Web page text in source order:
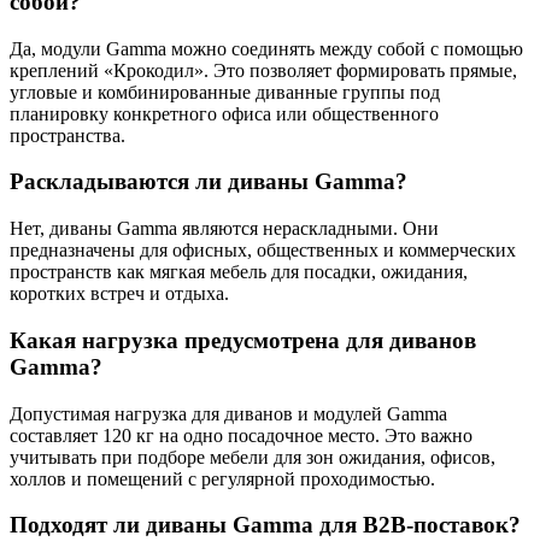
Да, модули Gamma можно соединять между собой с помощью
креплений «Крокодил». Это позволяет формировать прямые,
угловые и комбинированные диванные группы под
планировку конкретного офиса или общественного
пространства.
Раскладываются ли диваны Gamma?
Нет, диваны Gamma являются нераскладными. Они
предназначены для офисных, общественных и коммерческих
пространств как мягкая мебель для посадки, ожидания,
коротких встреч и отдыха.
Какая нагрузка предусмотрена для диванов
Gamma?
Допустимая нагрузка для диванов и модулей Gamma
составляет 120 кг на одно посадочное место. Это важно
учитывать при подборе мебели для зон ожидания, офисов,
холлов и помещений с регулярной проходимостью.
Подходят ли диваны Gamma для B2B-поставок?